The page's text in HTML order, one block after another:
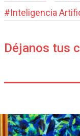
#Inteligencia
Déjanos tus